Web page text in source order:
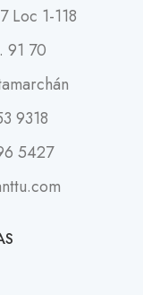
Loc 1-118
91 70
9318
5427